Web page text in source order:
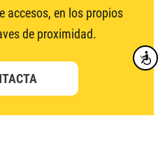
accesos, en los propios
de proximidad.